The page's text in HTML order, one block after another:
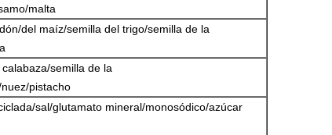
malta
del maíz/semilla del trigo/semilla de la
semilla de la
pistacho
sal/glutamato mineral/monosódico/azúcar